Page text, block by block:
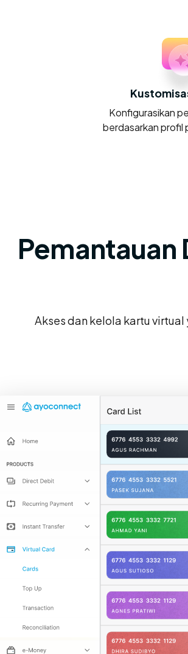
Konfigurasikan
berdasarkan profil
Akses dan kelola kartu